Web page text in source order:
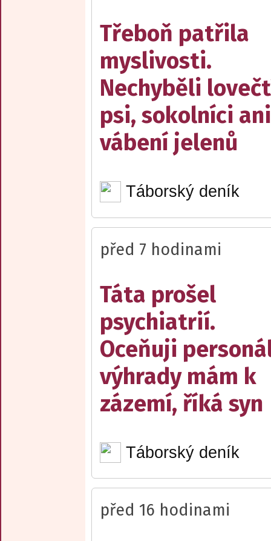
Třeboň patřila
myslivosti.
Nechyběli
psi, sokolníci ani
vábení jelenů
Táborský deník
před 7 hodinami
Táta prošel
psychiatrií.
Oceňuji
výhrady mám k
zázemí, říká syn
Táborský deník
před 16 hodinami